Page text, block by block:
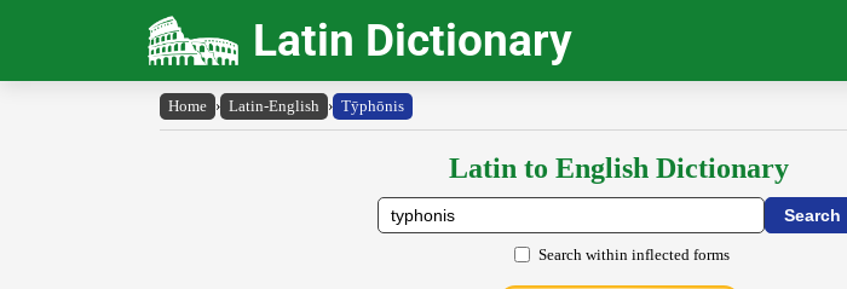
Latin Dictionary
Home › Latin-English › Tȳphōnis
Latin to English Dictionary
Search within inflected forms